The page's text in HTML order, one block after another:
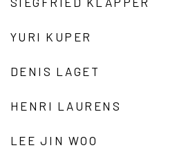
YURI KUPER
DENIS LAGET
HENRI LAURENS
LEE JIN WOO